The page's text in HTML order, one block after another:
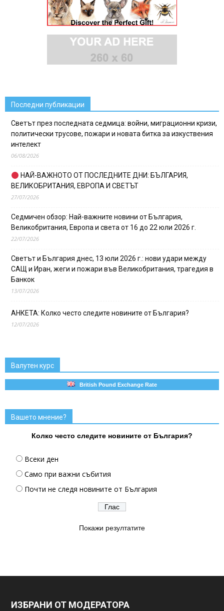
Последни публикации
Светът през последната седмица: войни, миграционни кризи,
политически трусове, пожари и новата битка за изкуствения
интелект
06/08/2026
НАЙ-ВАЖНОТО ОТ ПОСЛЕДНИТЕ ДНИ: БЪЛГАРИЯ,
ВЕЛИКОБРИТАНИЯ, ЕВРОПА И СВЕТЪТ
27/07/2026
Седмичен обзор: Най-важните новини от България,
Великобритания, Европа и света от 16 до 22 юли 2026 г.
22/07/2026
Светът и България днес, 13 юли 2026 г.: нови удари между
САЩ и Иран, жеги и пожари във Великобритания, трагедия в
Банкок
13/07/2026
АНКЕТА: Колко често следите новините от България?
12/07/2026
Валутен курс
British Pound Exchange Rate
Вашето мнение?
Колко често следите новините от България?
Всеки ден
Само при важни събития
Почти не следя новините от България
Покажи резултатите
ИЗБРАНИ ОТ МОДЕРАТОРА